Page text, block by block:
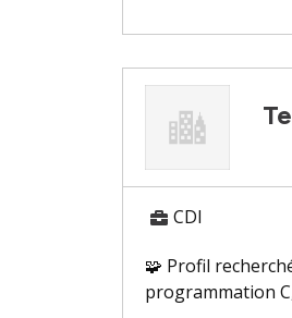
CDI
🧩 Profil
programmation